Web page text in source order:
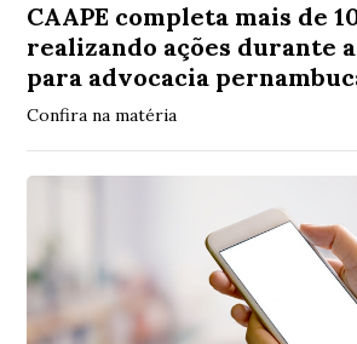
CAAPE completa mais de
realizando ações durante
para advocacia
Confira na matéria